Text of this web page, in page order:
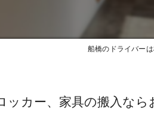
船橋のドライバー
ッカー、家具の搬入なら